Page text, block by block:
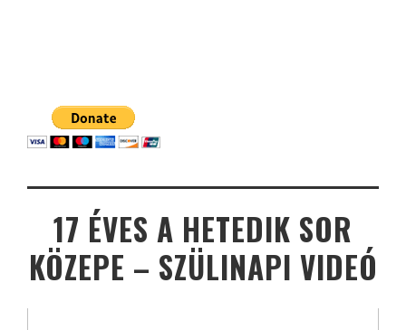
17 ÉVES A HETEDIK SOR
KÖZEPE – SZÜLINAPI VIDEÓ